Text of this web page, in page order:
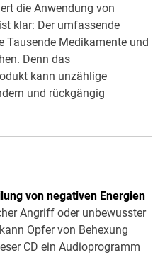
die Anwendung von
klar: Der umfassende
Tausende Medikamente und
Denn das
kann unzählige
und rückgängig
von negativen Energien
Angriff oder unbewusster
Opfer von Behexung
CD ein Audioprogramm